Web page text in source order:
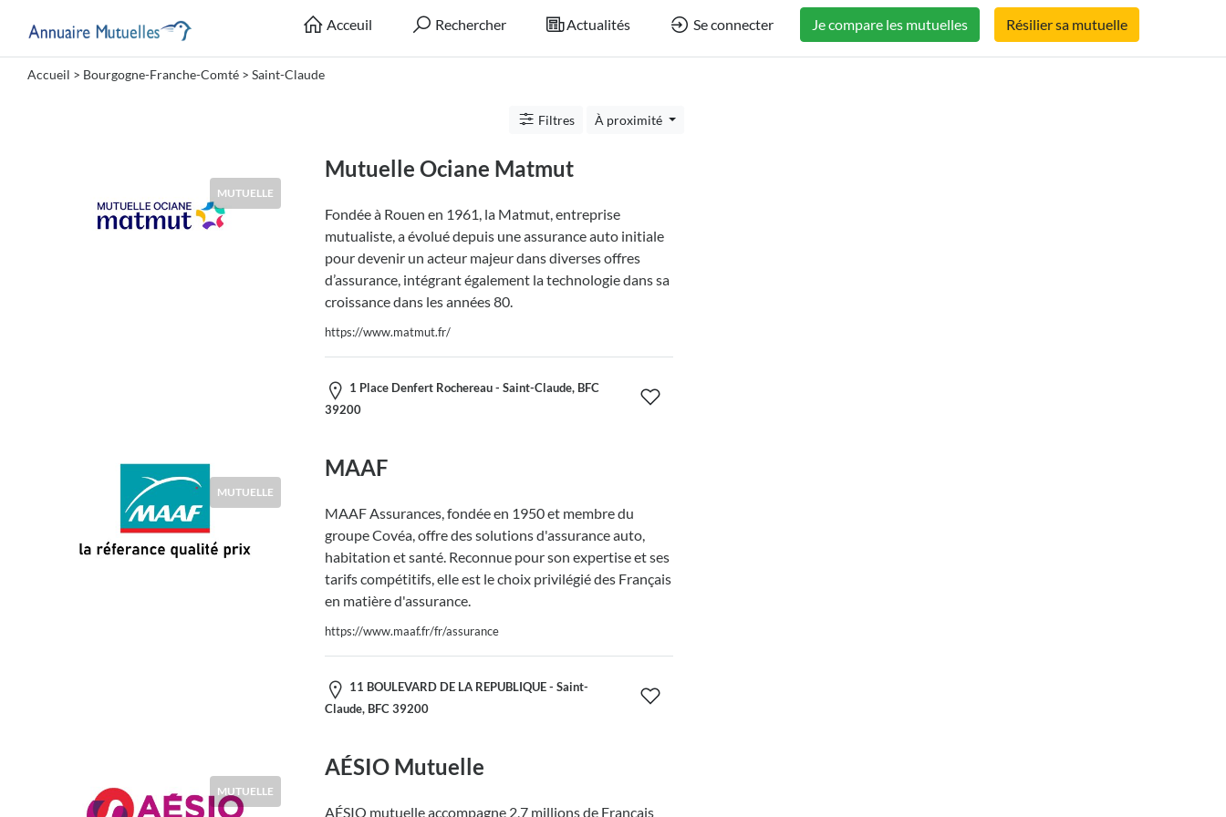
Acceuil Rechercher Actualités Se connecter Je compare les mutuelles Résilier sa mutuelle
Accueil > Bourgogne-Franche-Comté > Saint-Claude
Filtres À proximité
MUTUELLE
Mutuelle Ociane Matmut
Fondée à Rouen en 1961, la Matmut, entreprise
mutualiste, a évolué depuis une assurance auto initiale
pour devenir un acteur majeur dans diverses offres
d’assurance, intégrant également la technologie dans sa
croissance dans les années 80.
https://www.matmut.fr/
1 Place Denfert Rochereau - Saint-Claude, BFC
39200
MUTUELLE
MAAF
MAAF Assurances, fondée en 1950 et membre du
groupe Covéa, offre des solutions d'assurance auto,
habitation et santé. Reconnue pour son expertise et ses
tarifs compétitifs, elle est le choix privilégié des Français
en matière d'assurance.
https://www.maaf.fr/fr/assurance
11 BOULEVARD DE LA REPUBLIQUE - Saint-
Claude, BFC 39200
MUTUELLE
AÉSIO Mutuelle
AÉSIO mutuelle accompagne 2,7 millions de Français